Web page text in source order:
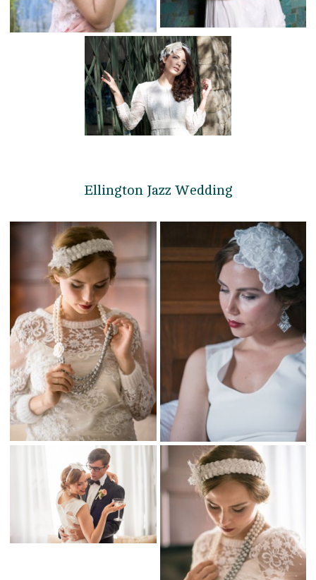
Ellington Jazz Wedding